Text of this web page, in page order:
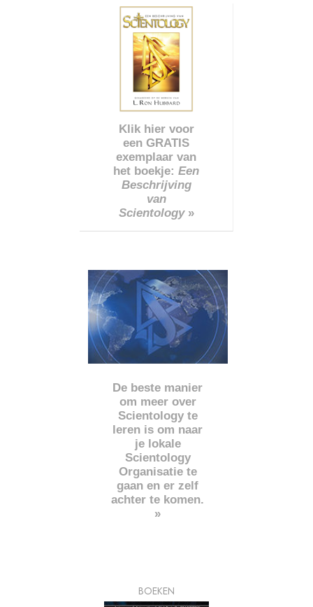
Klik hier voor
een GRATIS
exemplaar van
het boekje: Een
Beschrijving
van
Scientology»
De beste manier
om meer over
Scientology te
leren is om naar
je lokale
Scientology
Organisatie te
gaan en er zelf
achter te komen.
»
BOEKEN